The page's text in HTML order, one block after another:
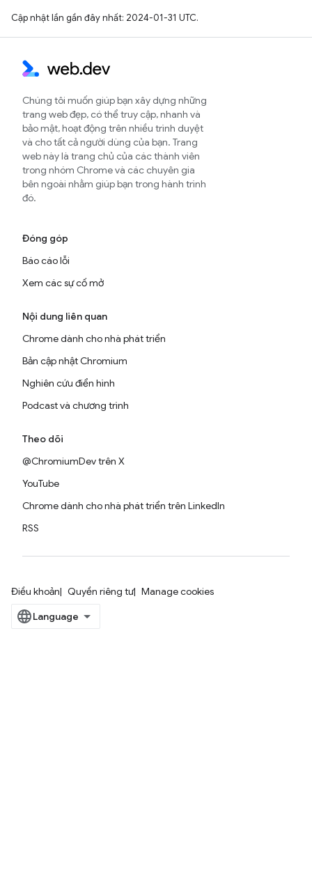
Cập nhật lần gần đây nhất: 2024-01-31 UTC.
Chúng tôi muốn giúp bạn xây dựng những
trang web đẹp, có thể truy cập, nhanh và
bảo mật, hoạt động trên nhiều trình duyệt
và cho tất cả người dùng của bạn. Trang
web này là trang chủ của các thành viên
trong nhóm Chrome và các chuyên gia
bên ngoài nhằm giúp bạn trong hành trình
đó.
Đóng góp
Báo cáo lỗi
Xem các sự cố mở
Nội dung liên quan
Chrome dành cho nhà phát triển
Bản cập nhật Chromium
Nghiên cứu điển hình
Podcast và chương trình
Theo dõi
@ChromiumDev trên X
YouTube
Chrome dành cho nhà phát triển trên LinkedIn
RSS
Điều khoản Quyền riêng tư Manage cookies